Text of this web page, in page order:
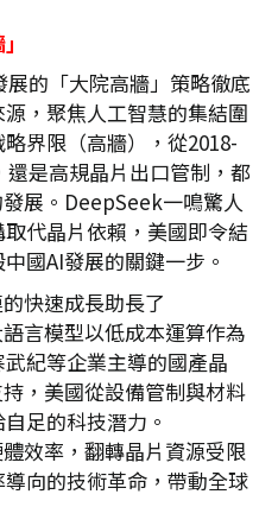
的「大院高牆」策略徹底
，聚焦人工智慧的集結圍
界限（高牆），從2018-
是高規晶片出口管制，都
展。DeepSeek一鳴驚人
代晶片依賴，美國即令結
國AI發展的關鍵一步。
快速成長助長了
言模型以低成本運算作為
紀等企業主導的國產晶
，美國從設備管制與材料
足的科技潛力。
效率，翻轉晶片資源受限
向的技術革命，帶動全球